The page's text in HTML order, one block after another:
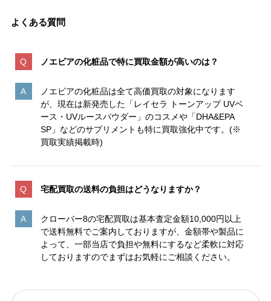
よくある質問
ノエビアの化粧品で特に買取金額が高いのは？
ノエビアの化粧品は全て高価買取の対象になります
が、現在は新発売した「レイセラ トーンアップ UVベ
ース・UVルースパウダー」のコスメや「DHA&EPA
SP」などのサプリメントも特に買取強化中です。(※
買取実績掲載時)
宅配買取の送料の負担はどうなりますか？
クローバー8の宅配買取は基本査定金額10,000円以上
で送料無料でご案内しておりますが、金額帯や製品に
よって、一部当店で負担や無料にするなど柔軟に対応
しておりますのでまずはお気軽にご相談ください。